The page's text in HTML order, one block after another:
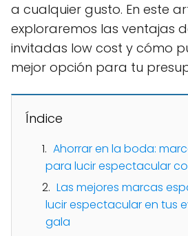
a cualquier gusto. En este
exploraremos las ventajas
invitadas low cost y cómo
mejor opción para tu
Índice
Ahorrar en la boda:
para lucir espectacular
Las mejores marcas
lucir espectacular en tus
gala